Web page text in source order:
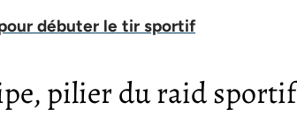
débuter le tir sportif
pilier du raid sportif